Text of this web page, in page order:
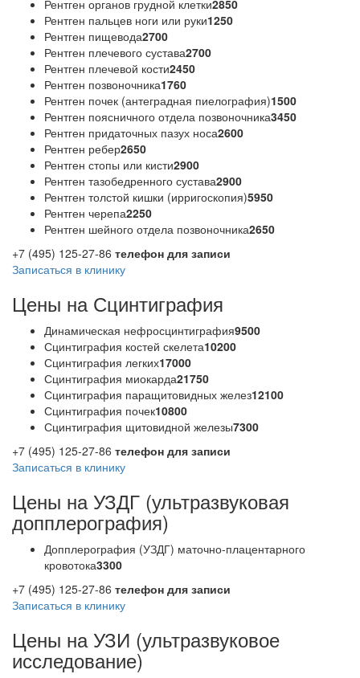
Рентген органов грудной клетки2850
Рентген пальцев ноги или руки1250
Рентген пищевода2700
Рентген плечевого сустава2700
Рентген плечевой кости2450
Рентген позвоночника1760
Рентген почек (антеградная пиелография)1500
Рентген поясничного отдела позвоночника3450
Рентген придаточных пазух носа2600
Рентген ребер2650
Рентген стопы или кисти2900
Рентген тазобедренного сустава2900
Рентген толстой кишки (ирригоскопия)5950
Рентген черепа2250
Рентген шейного отдела позвоночника2650
+7 (495) 125-27-86 телефон для записи
Записаться в клинику
Цены на Сцинтиграфия
Динамическая нефросцинтиграфия9500
Сцинтиграфия костей скелета10200
Сцинтиграфия легких17000
Сцинтиграфия миокарда21750
Сцинтиграфия паращитовидных желез12100
Сцинтиграфия почек10800
Сцинтиграфия щитовидной железы7300
+7 (495) 125-27-86 телефон для записи
Записаться в клинику
Цены на УЗДГ (ультразвуковая
допплерография)
Допплерография (УЗДГ) маточно-плацентарного
кровотока3300
+7 (495) 125-27-86 телефон для записи
Записаться в клинику
Цены на УЗИ (ультразвуковое
исследование)